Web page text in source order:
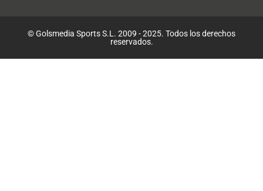
© Golsmedia Sports S.L. 2009 - 2025. Todos los derechos
reservados.